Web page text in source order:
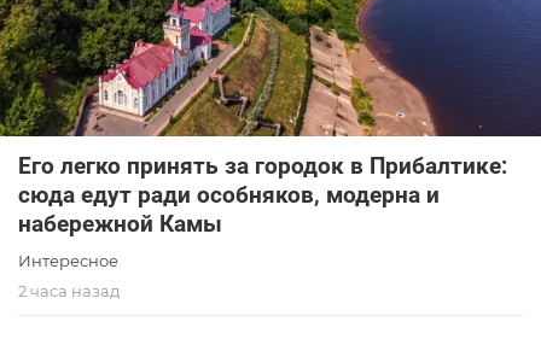
Его легко принять за городок в Прибалтике:
сюда едут ради особняков, модерна и
набережной Камы
Интересное
2 часа назад